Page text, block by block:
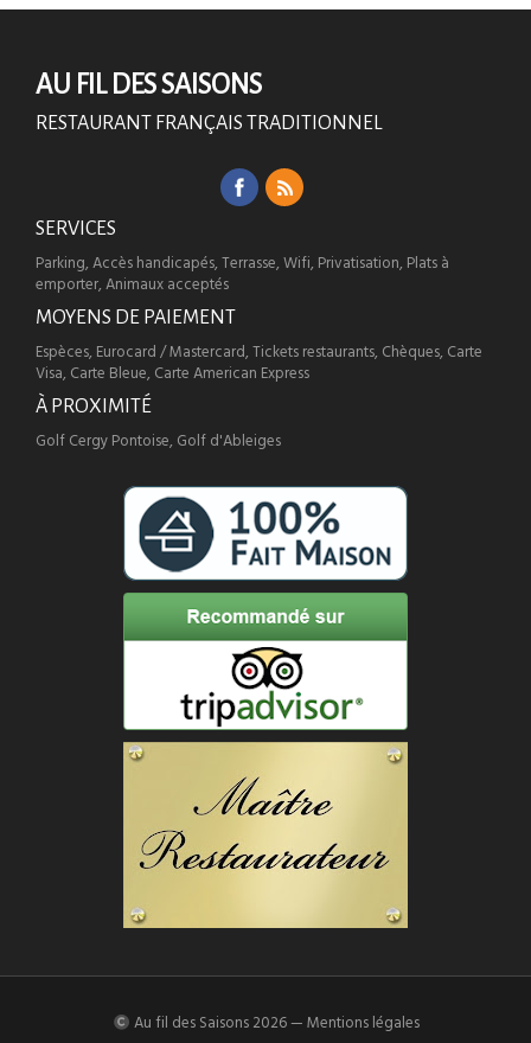
AU FIL DES SAISONS
RESTAURANT FRANÇAIS TRADITIONNEL
SERVICES
Parking, Accès handicapés, Terrasse, Wifi, Privatisation, Plats à
emporter, Animaux acceptés
MOYENS DE PAIEMENT
Espèces, Eurocard / Mastercard, Tickets restaurants, Chèques, Carte
Visa, Carte Bleue, Carte American Express
À PROXIMITÉ
Golf Cergy Pontoise, Golf d'Ableiges
Au fil des Saisons 2026 —Mentions légales